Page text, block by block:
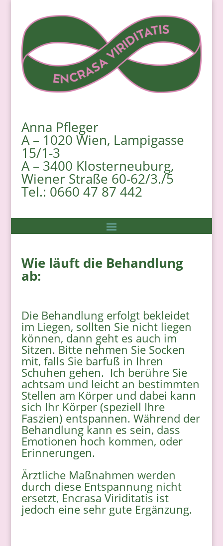
Anna Pfleger
A – 1020 Wien, Lampigasse
15/1-3
A – 3400 Klosterneuburg,
Wiener Straße 60-62/3./5
Tel.: 0660 47 87 442
Wie läuft die Behandlung
ab:
Die Behandlung erfolgt bekleidet
im Liegen, sollten Sie nicht liegen
können, dann geht es auch im
Sitzen. Bitte nehmen Sie Socken
mit, falls Sie barfuß in Ihren
Schuhen gehen. Ich berühre Sie
achtsam und leicht an bestimmten
Stellen am Körper und dabei kann
sich Ihr Körper (speziell Ihre
Faszien) entspannen. Während der
Behandlung kann es sein, dass
Emotionen hoch kommen, oder
Erinnerungen.
Ärztliche Maßnahmen werden
durch diese Entspannung nicht
ersetzt, Encrasa Viriditatis ist
jedoch eine sehr gute Ergänzung.